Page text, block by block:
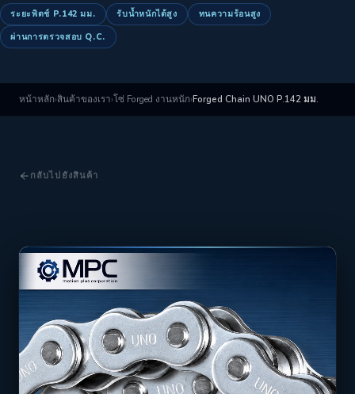
ระยะพิตช์ P.142 มม. รับน้ำหนักได้สูง
ทนความร้อนสูง
ผ่านการตรวจสอบ Q.C.
หน้าหลัก›สินค้าของเรา›โซ่ Forged งานหนัก›Forged Chain UNO P.142 มม.
กลับไปยังสินค้า